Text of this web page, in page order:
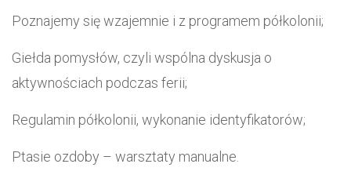
Poznajemy się wzajemnie i z programem półkolonii;
Giełda pomysłów, czyli wspólna dyskusja o
aktywnościach podczas ferii;
Regulamin półkolonii, wykonanie identyfikatorów;
Ptasie ozdoby – warsztaty manualne.